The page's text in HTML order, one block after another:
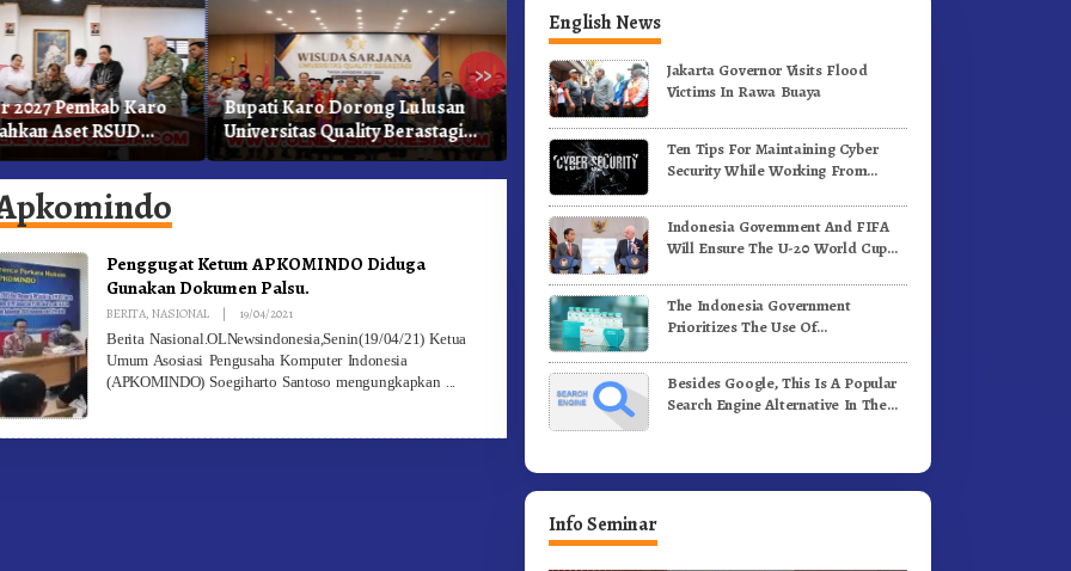
»
2027 Pemkab Karo
Aset RSUD
Ke Moderamen
Bupati Karo Dorong Lulusan
Universitas Quality Berastagi
Jadi Generasi Inovatif dan
Berintegritas
Dorong Komoditas Unggulan,
Bupati Karo Serahkan 1,2 Juta
Benih Kopi Arabika
Karo Tekankan
Profesional Dongkrak Mutu
Pendidikan
Penggugat Ketum APKOMINDO Diduga
Gunakan Dokumen Palsu.
BERITA,NASIONAL | 19/04/2021
Berita Nasional.OLNewsindonesia,Senin(19/04/21) Ketua
Umum Asosiasi Pengusaha Komputer Indonesia
(APKOMINDO) Soegiharto Santoso mengungkapkan
English News
Jakarta Governor Visits Flood
Victims In Rawa Buaya
Ten Tips For Maintaining Cyber
Security While Working From
Indonesia Government And FIFA
Will Ensure The U-20 World Cup
Standards
The Indonesia Government
Prioritizes The Use Of
Vaccines
Besides Google, This Is A Popular
Search Engine Alternative In The
Info Seminar